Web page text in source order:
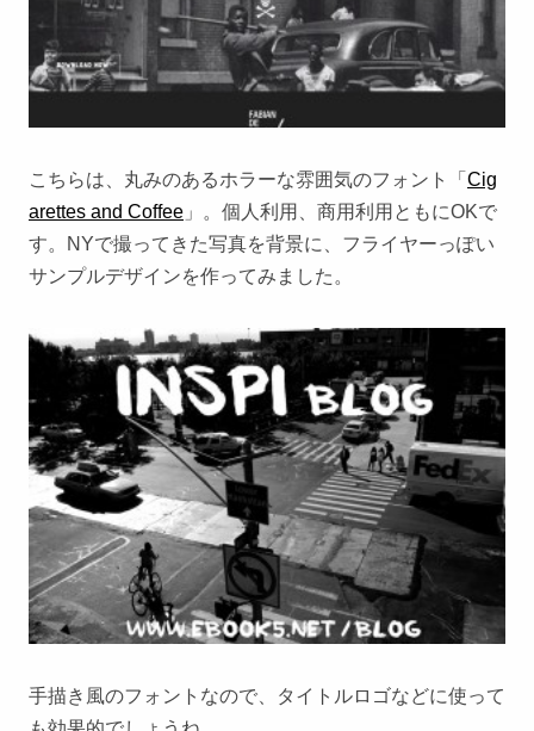
こちらは、丸みのあるホラーな雰囲気のフォント「 Cig
arettes and Coffee 」。個人利用、商用利用ともにOKで
す。NYで撮ってきた写真を背景に、フライヤーっぽい
サンプルデザインを作ってみました。
手描き風のフォントなので、タイトルロゴなどに使って